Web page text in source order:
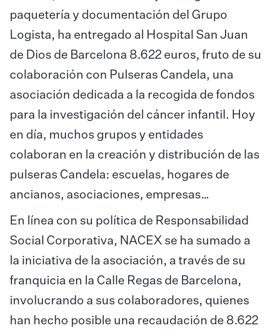
paquetería y documentación del Grupo
Logista, ha entregado al Hospital San Juan
de Dios de Barcelona 8.622 euros, fruto de su
colaboración con Pulseras Candela, una
asociación dedicada a la recogida de fondos
para la investigación del cáncer infantil. Hoy
en día, muchos grupos y entidades
colaboran en la creación y distribución de las
pulseras Candela: escuelas, hogares de
ancianos, asociaciones, empresas…
En línea con su política de Responsabilidad
Social Corporativa, NACEX se ha sumado a
la iniciativa de la asociación, a través de su
franquicia en la Calle Regas de Barcelona,
involucrando a sus colaboradores, quienes
han hecho posible una recaudación de 8.622